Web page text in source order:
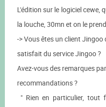
L'édition sur le logiciel cewe,
la louche, 30mn et on le
-> Vous êtes un client
satisfait du service Jingoo ?
Avez-vous des remarques
recommandations ?
" Rien en particulier, tout